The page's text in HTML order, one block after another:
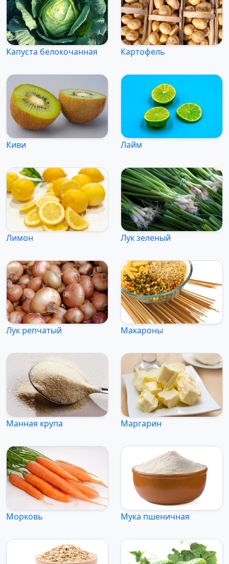
Капуста белокочанная Картофель
Киви Лайм
Лимон Лук зеленый
Лук репчатый Макароны
Манная крупа Маргарин
Морковь Мука пшеничная